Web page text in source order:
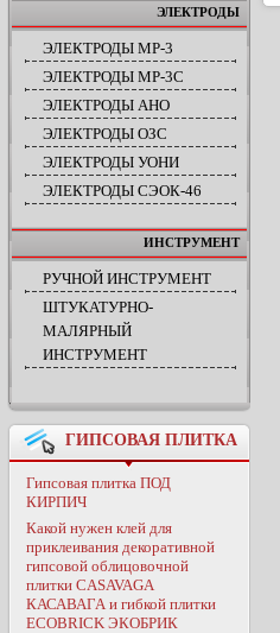
ЭЛЕКТРОДЫ
ЭЛЕКТРОДЫ МР-3
ЭЛЕКТРОДЫ МР-3С
ЭЛЕКТРОДЫ АНО
ЭЛЕКТРОДЫ ОЗС
ЭЛЕКТРОДЫ УОНИ
ЭЛЕКТРОДЫ СЭОК-46
ИНСТРУМЕНТ
РУЧНОЙ ИНСТРУМЕНТ
ШТУКАТУРНО-
МАЛЯРНЫЙ
ИНСТРУМЕНТ
ГИПСОВАЯ ПЛИТКА
Гипсовая плитка ПОД
КИРПИЧ
Какой нужен клей для
приклеивания декоративной
гипсовой облицовочной
плитки CASAVAGA
КАСАВАГА и гибкой плитки
ECOBRICK ЭКОБРИК